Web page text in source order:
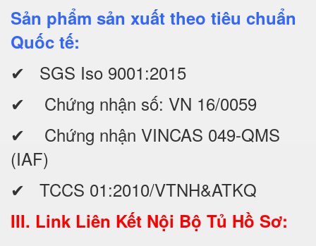
Sản phẩm sản xuất theo tiêu chuẩn
Quốc tế:
✔ SGS Iso 9001:2015
✔ Chứng nhận số: VN 16/0059
✔ Chứng nhận VINCAS 049-QMS
(IAF)
✔ TCCS 01:2010/VTNH&ATKQ
III. Link Liên Kết Nội Bộ Tủ Hồ Sơ: